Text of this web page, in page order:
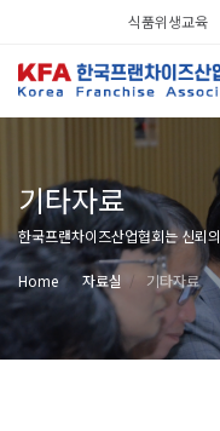
식품위생교육
기타자료
한국프랜차이즈산업협회는 신뢰
Home 자료실 기타자료